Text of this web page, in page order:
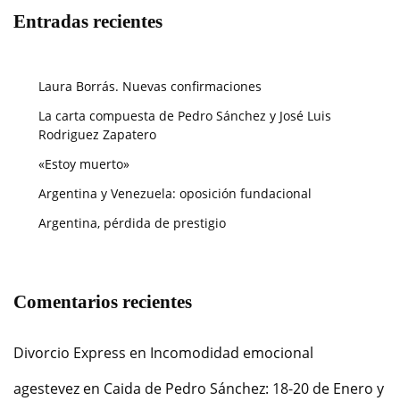
Entradas recientes
Laura Borrás. Nuevas confirmaciones
La carta compuesta de Pedro Sánchez y José Luis
Rodriguez Zapatero
«Estoy muerto»
Argentina y Venezuela: oposición fundacional
Argentina, pérdida de prestigio
Comentarios recientes
Divorcio Express en Incomodidad emocional
agestevez en Caida de Pedro Sánchez: 18-20 de Enero y